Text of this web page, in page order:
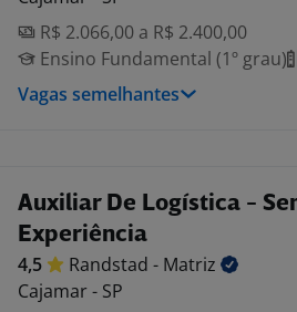
R$ 2.066,00 a R$ 2.400,00
Ensino Fundamental (1º grau)
Vagas semelhantes
Auxiliar De Logística -
Experiência
4,5 Randstad - Matriz
Cajamar - SP